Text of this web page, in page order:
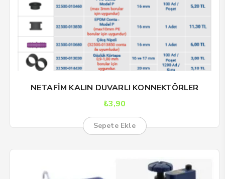
NETAFİM KALIN DUVARLI KONNEKTÖRLER
₺3,90
Sepete Ekle